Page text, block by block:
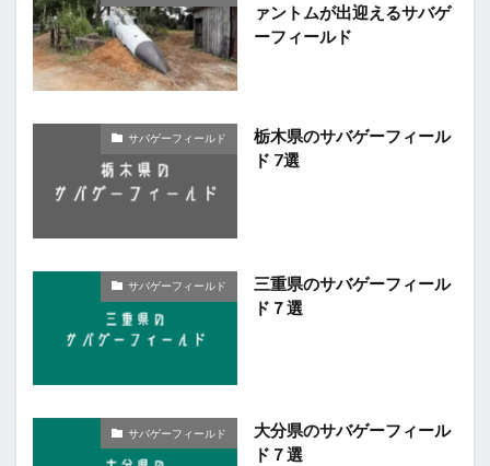
ァントムが出迎えるサバゲ
ーフィールド
サバゲーフィールド
栃木県のサバゲーフィール
ド 7選
サバゲーフィールド
三重県のサバゲーフィール
ド７選
サバゲーフィールド
大分県のサバゲーフィール
ド７選